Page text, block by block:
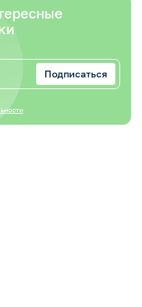
Подписаться